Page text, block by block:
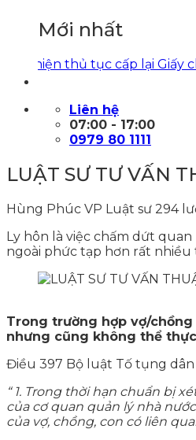
Mới nhất
thủ tục cấp lại Giấy
Liên hệ
07:00 - 17:00
0979 80 1111
LUẬT SƯ TƯ VẤN
Hùng Phúc VP Luật sư 294
Ly hôn là việc chấm dứt
ngoài phức tạp hơn rất
Ly hôn
Trong trường hợp vợ/
nhưng cũng không thể
Điều 397 Bộ luật Tố tụng dân
“ 1. Trong thời hạn chuẩn bị
của cơ quan quản lý nhà
của vợ, chồng, con có liên